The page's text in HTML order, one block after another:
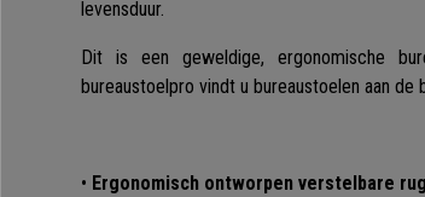
levensduur.
Dit is een geweldige, ergonomische
bureaustoelpro vindt u bureaustoelen aan
• Ergonomisch ontworpen verstelbare